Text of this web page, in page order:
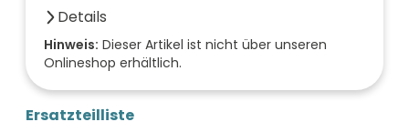
Details
Farbe der Front
520
Höhe (mm)
Hinweis: Dieser Artikel ist nicht über unseren
Onlineshop erhältlich.
Ersatzteilliste